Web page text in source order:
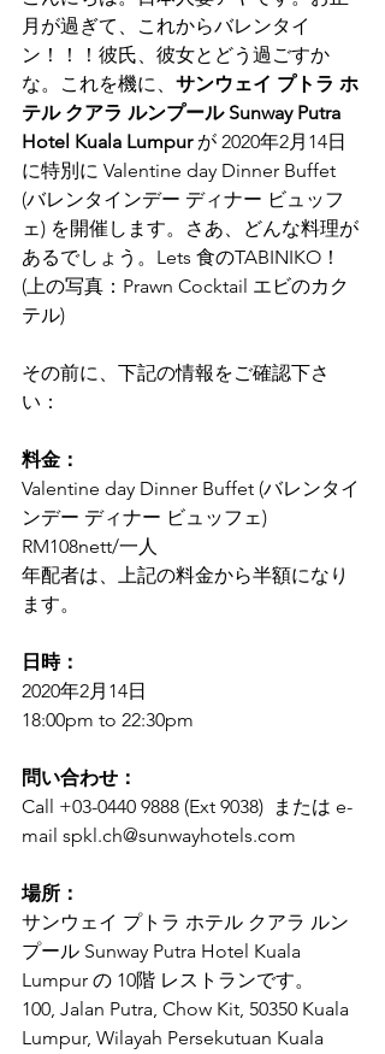
月が過ぎて、これからバレンタイ
ン！！！彼氏、彼女とどう過ごすか
な。これを機に、 サンウェイ プトラ ホ
テル クアラ ルンプール Sunway Putra
Hotel Kuala Lumpur が 2020年2月14日
に特別に Valentine day Dinner Buffet
(バレンタインデー ディナー ビュッフ
ェ) を開催します。さあ、どんな料理が
あるでしょう。Lets 食のTABINIKO！
(上の写真：Prawn Cocktail エビのカク
テル)
その前に、下記の情報をご確認下さ
い：
料金：
Valentine day Dinner Buffet (バレンタイ
ンデー ディナー ビュッフェ)
RM108nett/一人
年配者は、上記の料金から半額になり
ます。
日時：
2020年2月14日
18:00pm to 22:30pm
問い合わせ：
Call +03-0440 9888 (Ext 9038)  または e-
mail spkl.ch@sunwayhotels.com
場所：
サンウェイ プトラ ホテル クアラ ルン
プール Sunway Putra Hotel Kuala
Lumpur の 10階 レストランです。
100, Jalan Putra, Chow Kit, 50350 Kuala
Lumpur, Wilayah Persekutuan Kuala